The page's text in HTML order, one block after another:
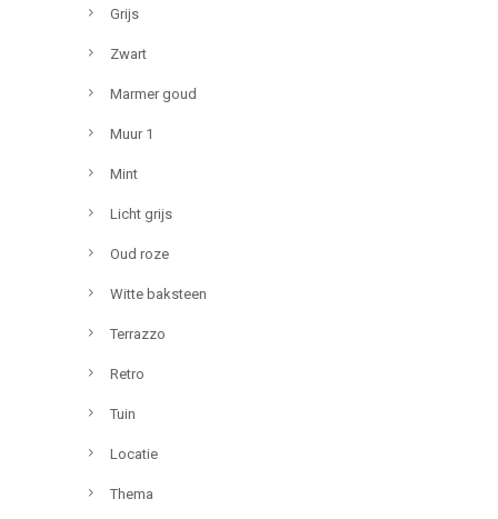
Grijs
Zwart
Marmer goud
Muur 1
Mint
Licht grijs
Oud roze
Witte baksteen
Terrazzo
Retro
Tuin
Locatie
Thema